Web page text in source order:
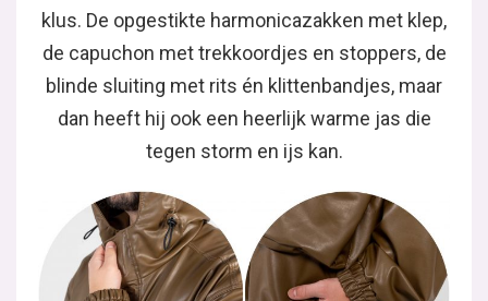
klus. De opgestikte harmonicazakken met klep,
de capuchon met trekkoordjes en stoppers, de
blinde sluiting met rits én klittenbandjes, maar
dan heeft hij ook een heerlijk warme jas die
tegen storm en ijs kan.